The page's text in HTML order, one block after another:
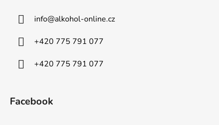
info@alkohol-online.cz
+420 775 791 077
+420 775 791 077
Facebook